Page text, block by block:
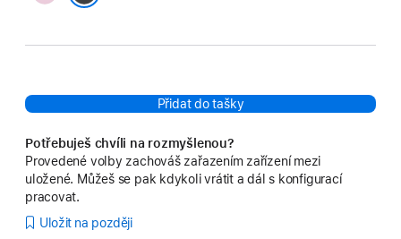
Přidat do tašky
Potřebuješ chvíli na rozmyšlenou?
Provedené volby zachováš zařazením zařízení mezi
uložené. Můžeš se pak kdykoli vrátit a dál s konfigurací
pracovat.
Uložit na později